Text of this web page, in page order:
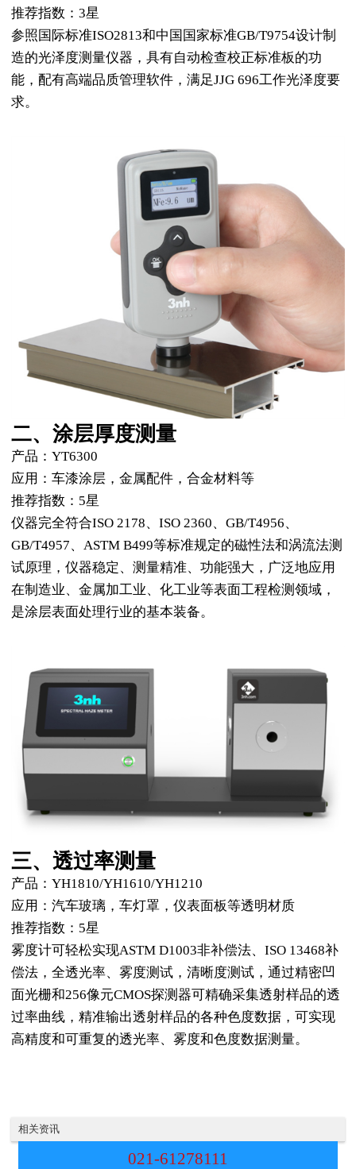
推荐指数：3星
参照国际标准ISO2813和中国国家标准GB/T9754设计制
造的光泽度测量仪器，具有自动检查校正标准板的功
能，配有高端品质管理软件，满足JJG 696工作光泽度要
求。
二、涂层厚度测量
产品：YT6300
应用：车漆涂层，金属配件，合金材料等
推荐指数：5星
仪器完全符合ISO 2178、ISO 2360、GB/T4956、
GB/T4957、ASTM B499等标准规定的磁性法和涡流法测
试原理，仪器稳定、测量精准、功能强大，广泛地应用
在制造业、金属加工业、化工业等表面工程检测领域，
是涂层表面处理行业的基本装备。
三、透过率测量
产品：YH1810/YH1610/YH1210
应用：汽车玻璃，车灯罩，仪表面板等透明材质
推荐指数：5星
雾度计可轻松实现ASTM D1003非补偿法、ISO 13468补
偿法，全透光率、雾度测试，清晰度测试，通过精密凹
面光栅和256像元CMOS探测器可精确采集透射样品的透
过率曲线，精准输出透射样品的各种色度数据，可实现
高精度和可重复的透光率、雾度和色度数据测量。
相关资讯
021-61278111